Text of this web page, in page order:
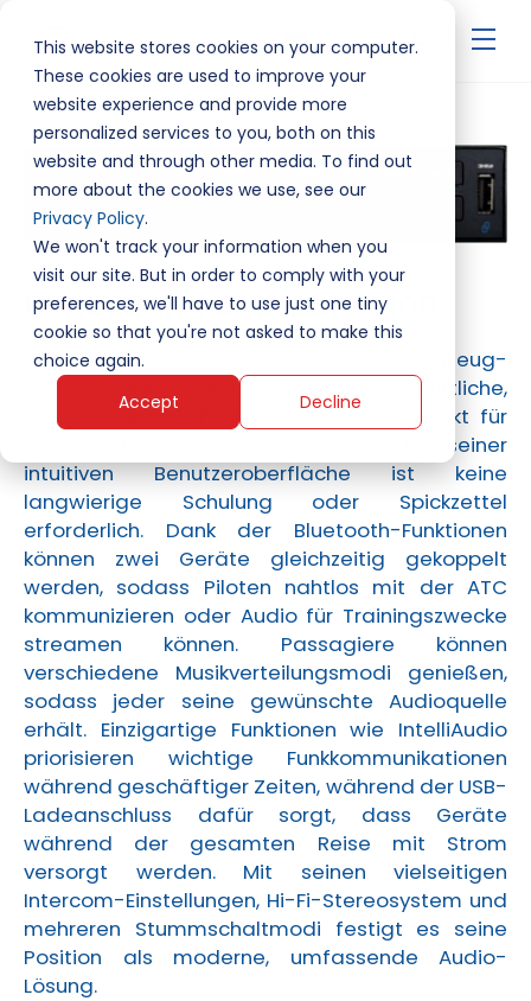
This website stores cookies on your computer.
These cookies are used to improve your
website experience and provide more
personalized services to you, both on this
website and through other media. To find out
more about the cookies we use, see our
Privacy Policy.
We won't track your information when you
visit our site. But in order to comply with your
preferences, we'll have to use just one tiny
cookie so that you're not asked to make this
choice again.
Accept
Decline
BendixKing AeroPanel 100
Das AeroPanel 100 revolutioniert Flugzeug-
Audiosysteme und bietet fortschrittliche,
benutzerfreundliche Funktionen, die perfekt für
Piloten, Crew und Passagiere sind. Mit seiner
intuitiven Benutzeroberfläche ist keine
langwierige Schulung oder Spickzettel
erforderlich. Dank der Bluetooth-Funktionen
können zwei Geräte gleichzeitig gekoppelt
werden, sodass Piloten nahtlos mit der ATC
kommunizieren oder Audio für Trainingszwecke
streamen können. Passagiere können
verschiedene Musikverteilungsmodi genießen,
sodass jeder seine gewünschte Audioquelle
erhält. Einzigartige Funktionen wie IntelliAudio
priorisieren wichtige Funkkommunikationen
während geschäftiger Zeiten, während der USB-
Ladeanschluss dafür sorgt, dass Geräte
während der gesamten Reise mit Strom
versorgt werden. Mit seinen vielseitigen
Intercom-Einstellungen, Hi-Fi-Stereosystem und
mehreren Stummschaltmodi festigt es seine
Position als moderne, umfassende Audio-
Lösung.